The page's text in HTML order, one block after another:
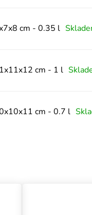
cm - 0.35 l
cm - 1 l
cm - 0.7 l